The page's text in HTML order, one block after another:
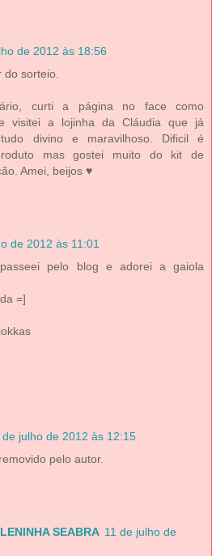
de 2012 às 18:56
do sorteio.
curti a página no face como
visitei a lojinha da Cláudia que já
divino e maravilhoso. Dificil é
mas gostei muito do kit de
Amei, beijos ♥
de 2012 às 11:01
pelo blog e adorei a gaiola
=]
de julho de 2012 às 12:15
pelo autor.
SEABRA 11 de julho de